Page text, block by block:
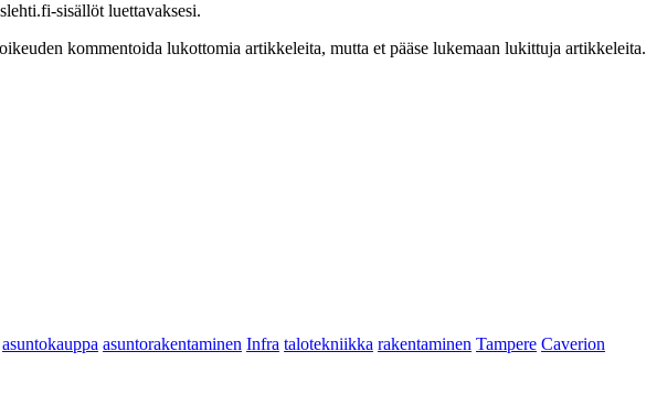
sisällöt luettavaksesi.
kommentoida lukottomia artikkeleita, mutta et pääse lukemaan lukittuja artikkeleita.
asuntokauppa asuntorakentaminen Infra talotekniikka rakentaminen Tampere Caverion